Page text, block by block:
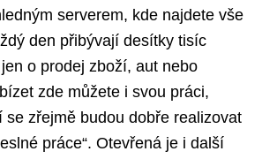
serverem, kde najdete vše
den přibývají desítky tisíc
o prodej zboží, aut nebo
zde můžete i svou práci,
se zřejmě budou dobře realizovat
práce“. Otevřená je i další